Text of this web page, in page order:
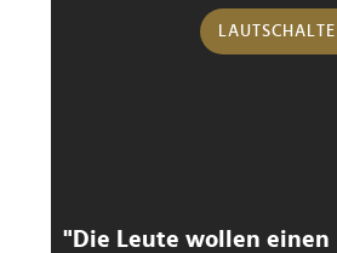
"Die Leute wollen einen